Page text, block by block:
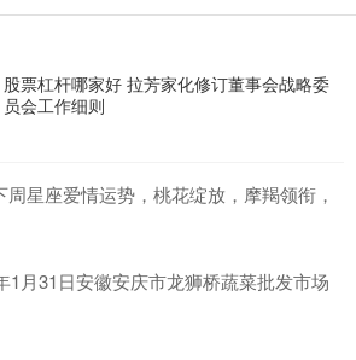
股票杠杆哪家好 拉芳家化修订董事会战略委
员会工作细则
星座爱情运势，桃花绽放，摩羯领衔，
1月31日安徽安庆市龙狮桥蔬菜批发市场